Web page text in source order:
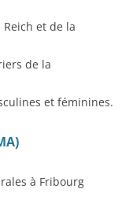
et de la
de la
et féminines.
à Fribourg